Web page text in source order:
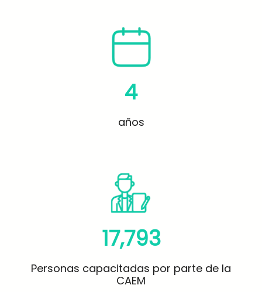
4
años
17,793
Personas capacitadas por parte de la
CAEM